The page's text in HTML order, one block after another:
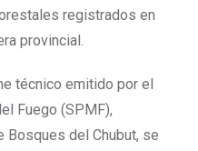
registrados en
provincial.
técnico emitido por el
Fuego (SPMF),
Bosques del Chubut, se